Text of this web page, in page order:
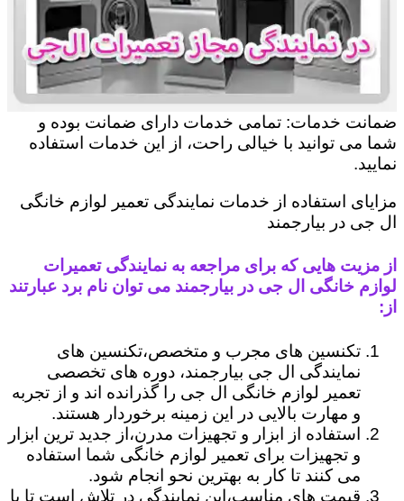
ضمانت خدمات: تمامی خدمات دارای ضمانت بوده و
شما می توانید با خیالی راحت، از این خدمات استفاده
نمایید.
مزایای استفاده از خدمات نمایندگی تعمیر لوازم خانگی
ال جی در بیارجمند
از مزیت هایی که برای مراجعه به نمایندگی تعمیرات
لوازم خانگی ال جی در بیارجمند می توان نام برد عبارتند
از:
تکنسین های مجرب و متخصص،تکنسین های
نمایندگی ال جی بیارجمند، دوره های تخصصی
تعمیر لوازم خانگی ال جی را گذرانده اند و از تجربه
و مهارت بالایی در این زمینه برخوردار هستند.
استفاده از ابزار و تجهیزات مدرن،از جدید ترین ابزار
و تجهیزات برای تعمیر لوازم خانگی شما استفاده
می کنند تا کار به بهترین نحو انجام شود.
قیمت های مناسب،این نمایندگی در تلاش است تا با